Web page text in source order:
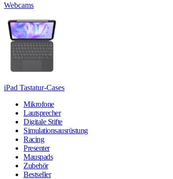
Webcams
iPad Tastatur-Cases
Mikrofone
Lautsprecher
Digitale Stifte
Simulationsausrüstung
Racing
Presenter
Mauspads
Zubehör
Bestseller